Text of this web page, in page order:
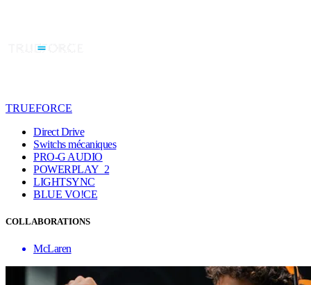
TRUEFORCE
Direct Drive
Switchs mécaniques
PRO-G AUDIO
POWERPLAY 2
LIGHTSYNC
BLUE VO!CE
COLLABORATIONS
McLaren